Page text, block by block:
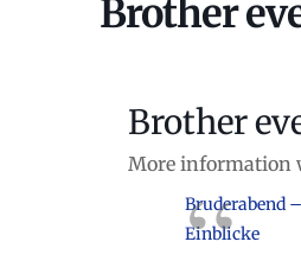
Brother
Brother
More information
Bruderabend –
Einblicke